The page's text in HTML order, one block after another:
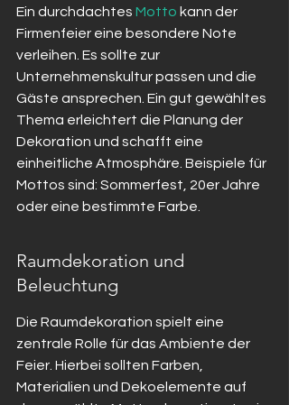
Ein durchdachtes Motto kann der
Firmenfeier eine besondere Note
verleihen. Es sollte zur
Unternehmenskultur passen und die
Gäste ansprechen. Ein gut gewähltes
Thema erleichtert die Planung der
Dekoration und schafft eine
einheitliche Atmosphäre. Beispiele für
Mottos sind: Sommerfest, 20er Jahre
oder eine bestimmte Farbe.
Raumdekoration und
Beleuchtung
Die Raumdekoration spielt eine
zentrale Rolle für das Ambiente der
Feier. Hierbei sollten Farben,
Materialien und Dekoelemente auf